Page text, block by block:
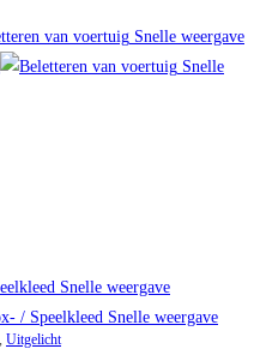
Snelle weergave
Snelle
Snelle weergave
Snelle weergave
Uitgelicht